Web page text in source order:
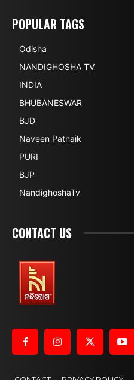
POPULAR TAGS
Odisha
NANDIGHOSHA TV
INDIA
BHUBANESWAR
BJD
Naveen Patnaik
PURI
BJP
NandighoshaTv
CONTACT US